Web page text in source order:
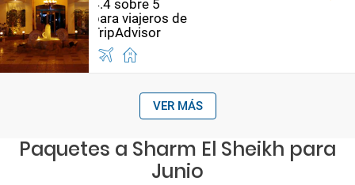
VER MÁS
Paquetes a Sharm El Sheikh para
Junio